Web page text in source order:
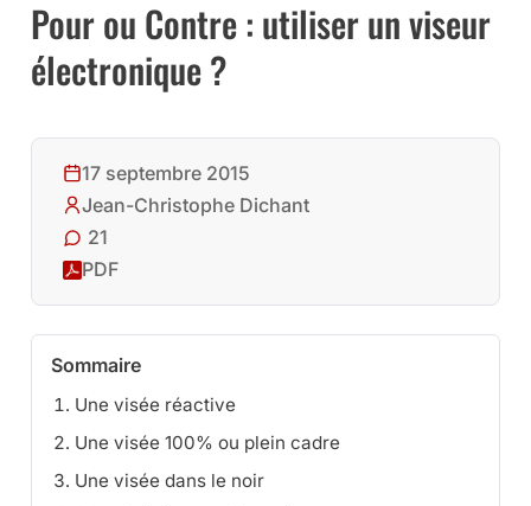
Pour ou Contre : utiliser un viseur
électronique ?
17 septembre 2015
Jean-Christophe Dichant
21
PDF
Sommaire
Une visée réactive
Une visée 100% ou plein cadre
Une visée dans le noir